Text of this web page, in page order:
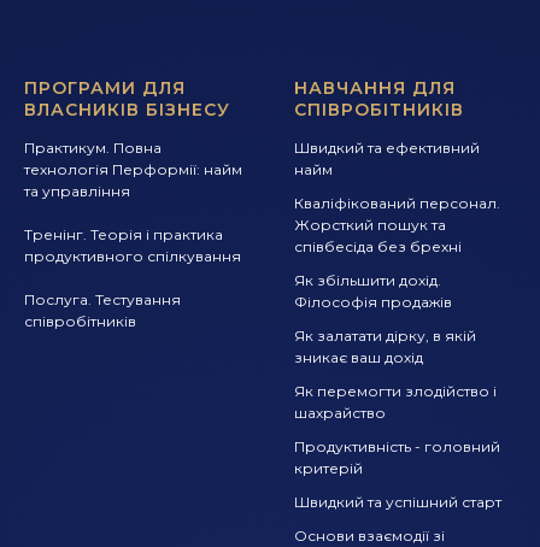
ПРОГРАМИ ДЛЯ
ВЛАСНИКІВ БІЗНЕСУ
Практикум. Повна
технологія Перформії: найм
та управління
Тренінг. Теорія і практика
продуктивного спілкування
Послуга. Тестування
співробітників
НАВЧАННЯ ДЛЯ
СПІВРОБІТНИКІВ
Швидкий та ефективний
найм
Кваліфікований персонал.
Жорсткий пошук та
співбесіда без брехні
Як збільшити дохід.
Філософія продажів
Як залатати дірку, в якій
зникає ваш дохід
Як перемогти злодійство і
шахрайство
Продуктивність - головний
критерій
Швидкий та успішний старт
Основи взаємодії зі